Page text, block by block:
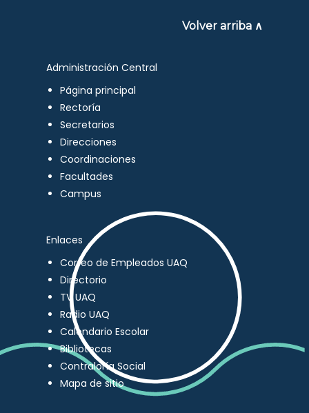
Volver arriba ∧
Administración Central
Página principal
Rectoría
Secretarios
Direcciones
Coordinaciones
Facultades
Campus
Enlaces
Correo de Empleados UAQ
Directorio
TV UAQ
Radio UAQ
Calendario Escolar
Bibliotecas
Contraloría Social
Mapa de sitio